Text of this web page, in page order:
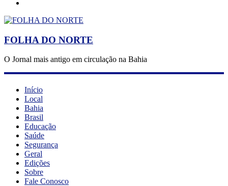
FOLHA DO NORTE
O Jornal mais antigo em circulação na Bahia
Início
Local
Bahia
Brasil
Educação
Saúde
Segurança
Geral
Edições
Sobre
Fale Conosco